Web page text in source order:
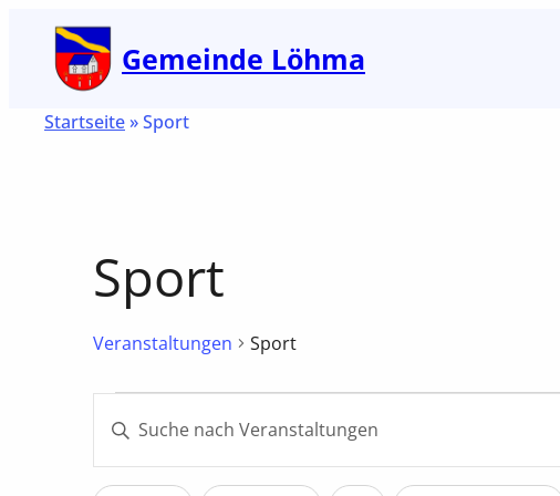
Gemeinde Löhma
Startseite»Sport
Sport
Veranstaltungen Sport
Veranstaltungen
Veranstaltungen
Suche
Bitte
eingeben.